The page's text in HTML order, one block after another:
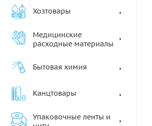
Хозтовары
Медицинские
расходные материалы
Бытовая химия
Канцтовары
Упаковочные ленты и